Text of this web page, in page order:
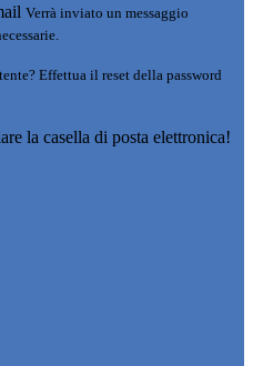
Verrà inviato un messaggio
Effettua il reset della password
la casella di posta elettronica!